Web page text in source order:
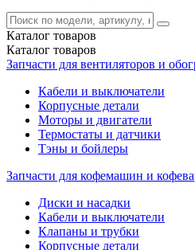
Каталог товаров
Каталог товаров
Запчасти для вентиляторов и
Кабели и выключатели
Корпусные детали
Моторы и двигатели
Термостаты и датчики
Тэны и бойлеры
Запчасти для кофемашин и
Диски и насадки
Кабели и выключатели
Клапаны и трубки
Корпусные детали